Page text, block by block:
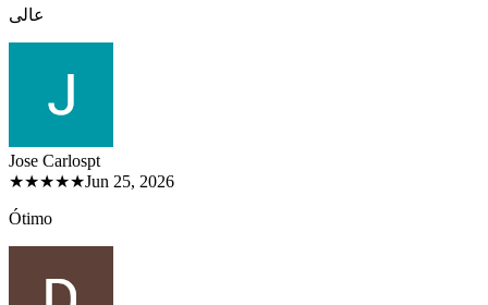
عالی
Jose Carlospt
★★★★★Jun 25, 2026
Ótimo